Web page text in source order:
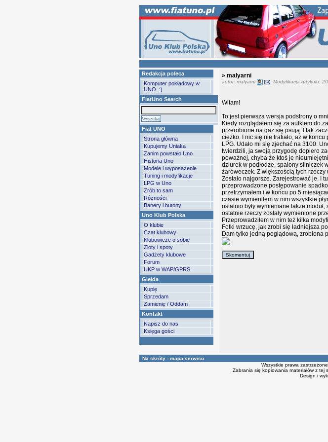
Redakcja poleca
Komputer pokładowy w
UNO. :)
FiatUno Search
Fiat UNO
Strona główna
Kupujemy Uniaka
Zanim powstało Uno
Historia Uno
Modele i wyposażenie
Tuning i modyfikacje
LPG w Uno
Zrób to sam
Różności
Banery i butony
Uno Klub Polska
O klubie
Czat klubowy
Klubowicze o sobie
Zloty i spoty
Gadżety klubowe
Forum
UKP w WAP/GPRS
Giełda
Kupię
Sprzedam
Zamienię / Oddam
Kontakt
Napisz do nas
Księga gości
» malyarni
autor: malyarni Modyfikacja artykułu:
Witam!
To jest pierwsza wersja podstrony o
Kiedy rozglądałem się za autkiem do
przerobione na gaz się psują. I tak
ciężko. I nic się nie trafiało, aż w
LPG. Udało mi się zjechać na 3100.
twierdzili, ja swoją przygodę dopiero
poważnej, chyba że ktoś je
dziurek w podłodze, spalony silniczek
żaróweczek. Z większością tych
Zostało najgorsze. Zarejestrować je. I
przeprowadzone postępowanie
przetrzymałem i w końcu po 5
czasie wymieniłem w nim wszystkie
ostatnio były wymieniane także
ostatnie rzeczy zostały wymienione
Przeprowadziłem w nim też kilka
Fotki wrzucę, jak zrobi się ładniejsza
Dam tylko jedną poglądową, zrobiona
Na skróty - mapa serwisu
Wszystkie prawa
Zabrania się kopiowania materiałów z
Design i